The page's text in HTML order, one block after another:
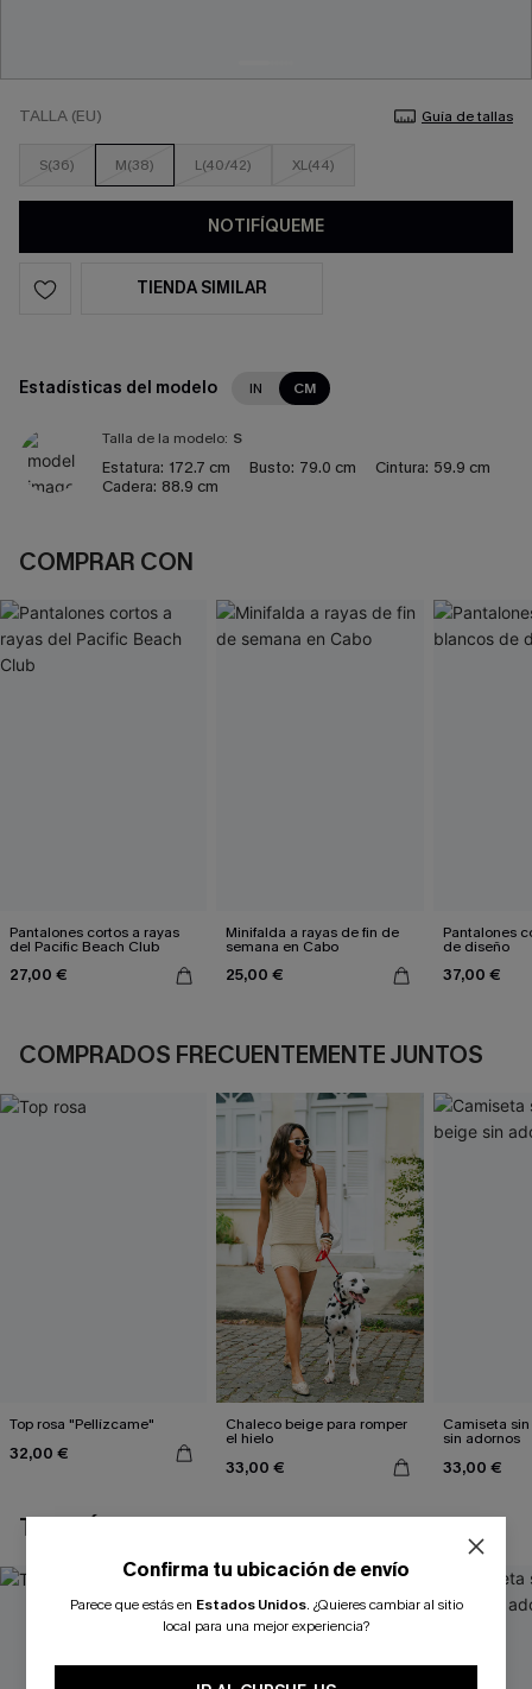
TALLA (EU) Guía de tallas
S(36) M(38) L(40/42) XL(44)
NOTIFÍQUEME
TIENDA SIMILAR
Estadísticas del modelo IN CM
Talla de la modelo: S
Estatura: 172.7 cm Busto: 79.0 cm Cintura: 59.9 cm
Cadera: 88.9 cm
COMPRAR CON
Pantalones cortos a rayas
del Pacific Beach Club
27,00 €
Minifalda a rayas de fin de
semana en Cabo
25,00 €
Pantalones
de diseño
37,00 €
COMPRADOS FRECUENTEMENTE JUNTOS
Top rosa "Pellízcame"
32,00 €
Chaleco beige para romper
el hielo
33,00 €
Camiseta
sin adornos
33,00 €
TAMBIÉN TE PUEDE GUSTAR
Confirma tu ubicación de envío
Parece que estás en Estados Unidos. ¿Quieres cambiar al sitio
local para una mejor experiencia?